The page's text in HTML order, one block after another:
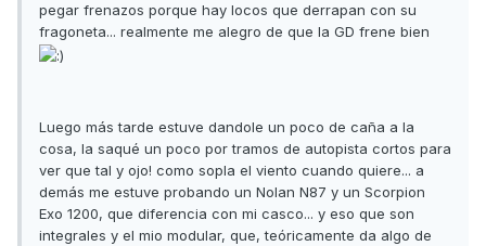
pegar frenazos porque hay locos que derrapan con su
fragoneta... realmente me alegro de que la GD frene bien
Luego más tarde estuve dandole un poco de caña a la
cosa, la saqué un poco por tramos de autopista cortos para
ver que tal y ojo! como sopla el viento cuando quiere... a
demás me estuve probando un Nolan N87 y un Scorpion
Exo 1200, que diferencia con mi casco... y eso que son
integrales y el mio modular, que, teóricamente da algo de